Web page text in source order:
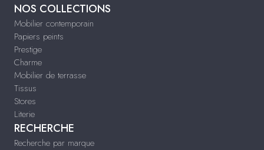
NOS COLLECTIONS
Mobilier contemporain
Papiers peints
Prestige
Charme
Mobilier de terrasse
Tissus
Stores
Literie
RECHERCHE
Recherche par marque